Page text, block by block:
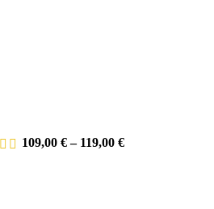
109,00 €– 119,00 €